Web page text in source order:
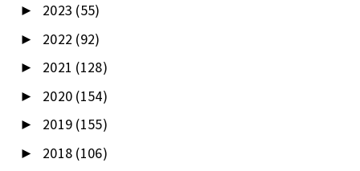
► 2023 (55)
► 2022 (92)
► 2021 (128)
► 2020 (154)
► 2019 (155)
► 2018 (106)